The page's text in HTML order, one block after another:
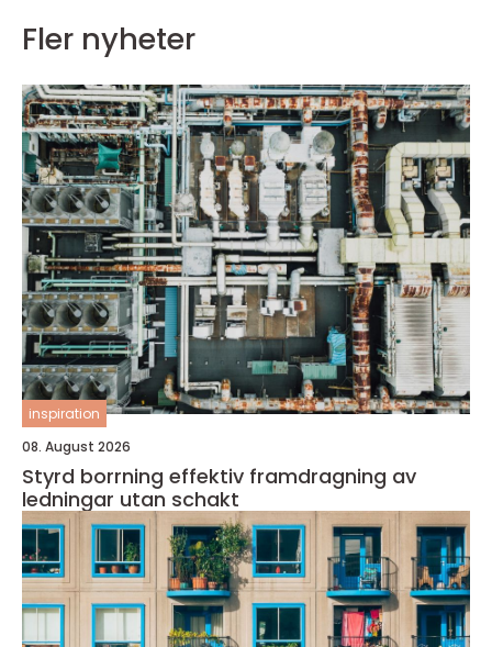
Fler nyheter
inspiration
08. August 2026
Styrd borrning effektiv framdragning av
ledningar utan schakt